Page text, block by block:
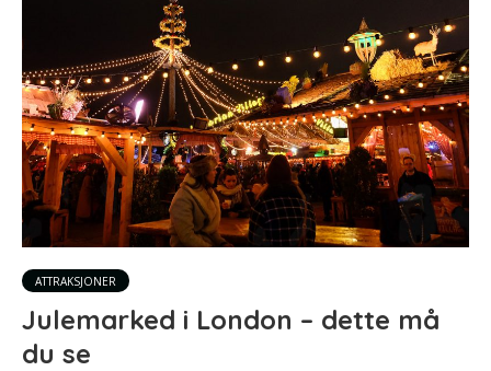
ATTRAKSJONER
Julemarked i London – dette må
du se